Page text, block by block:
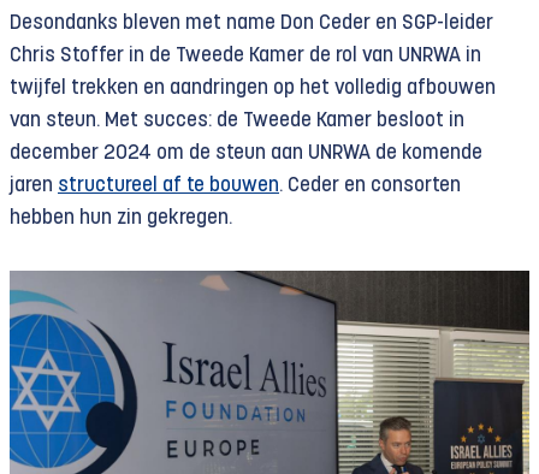
kinderen in de Gazastrook ligt het onderwijs
sindsdien stil door de Israëlische agressie. UNRWA
biedt daarnaast ook medische voorzieningen aan
in 140 eigen klinieken ennoodhulpin situaties van
grootschalig geweld, zoals nu in Gaza.
Desondanks bleven met name Don Ceder en SGP-leider
Chris Stoffer in de Tweede Kamer de rol van UNRWA in
twijfel trekken en aandringen op het volledig afbouwen
van steun. Met succes: de Tweede Kamer besloot in
december 2024 om de steun aan UNRWA de komende
jaren structureel af te bouwen. Ceder en consorten
hebben hun zin gekregen.